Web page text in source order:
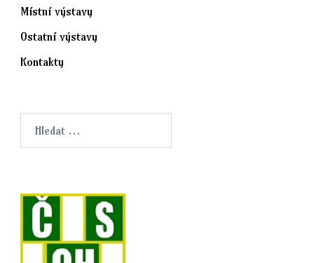
Místní výstavy
Ostatní výstavy
Kontakty